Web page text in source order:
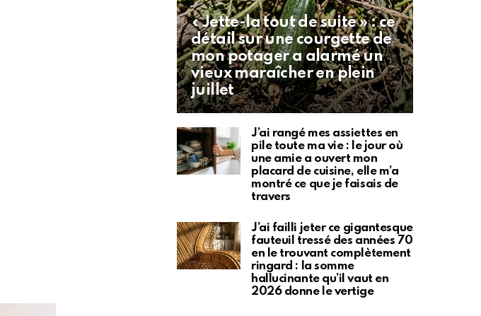
« Jette-la tout de suite » : ce
détail sur une courgette de
mon potager a alarmé un
vieux maraîcher en plein
juillet
J’ai rangé mes assiettes en
pile toute ma vie : le jour où
une amie a ouvert mon
placard de cuisine, elle m’a
montré ce que je faisais de
travers
J’ai failli jeter ce gigantesque
fauteuil tressé des années 70
en le trouvant complètement
ringard : la somme
hallucinante qu’il vaut en
2026 donne le vertige